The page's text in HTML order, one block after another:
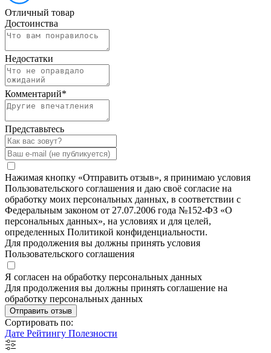
Отличный товар
Достоинства
Недостатки
Комментарий*
Представьтесь
Нажимая кнопку «Отправить отзыв», я принимаю условия
Пользовательского соглашения и даю своё согласие на
обработку моих персональных данных, в соответствии с
Федеральным законом от 27.07.2006 года №152-ФЗ «О
персональных данных», на условиях и для целей,
определенных Политикой конфиденциальности.
Для продолжения вы должны принять условия
Пользовательского соглашения
Я согласен на обработку персональных данных
Для продолжения вы должны принять соглашение на
обработку персональных данных
Отправить отзыв
Сортировать по:
Дате Рейтингу Полезности